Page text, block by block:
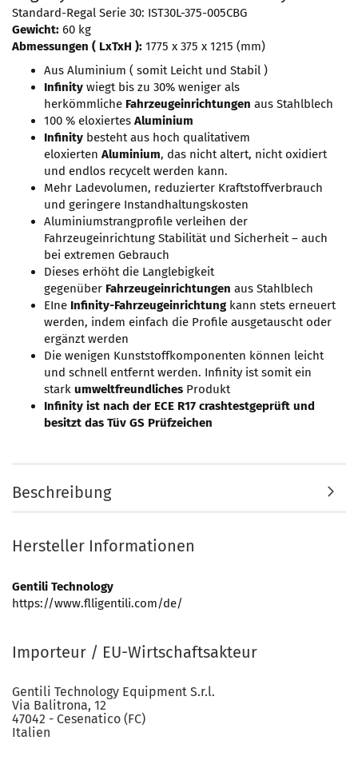
Standard-Regal Serie 30: IST30L-375-005CBG
Gewicht: 60 kg
Abmessungen ( LxTxH ): 1775 x 375 x 1215 (mm)
​Aus Aluminium ( somit Leicht und Stabil )
Infinity wiegt bis zu 30% weniger als
herkömmliche Fahrzeugeinrichtungen aus Stahlblech
100 % eloxiertes Aluminium
Infinity besteht aus hoch qualitativem
eloxierten Aluminium, das nicht altert, nicht oxidiert
und endlos recycelt werden kann.
Mehr Ladevolumen, reduzierter Kraftstoffverbrauch
und geringere Instandhaltungskosten
Aluminiumstrangprofile verleihen der
Fahrzeugeinrichtung Stabilität und Sicherheit – auch
bei extremen Gebrauch
Dieses erhöht die Langlebigkeit
gegenüber Fahrzeugeinrichtungen aus Stahlblech
EIne Infinity-Fahrzeugeinrichtungkann stets erneuert
werden, indem einfach die Profile ausgetauscht oder
ergänzt werden
Die wenigen Kunststoffkomponenten können leicht
und schnell entfernt werden. Infinity ist somit ein
stark umweltfreundliches Produkt
Infinity ist nach der ECE R17 crashtestgeprüft und
besitzt das Tüv GS Prüfzeichen
Beschreibung
Hersteller Informationen
Gentili Technology
https://www.flligentili.com/de/
Importeur / EU-Wirtschaftsakteur
Gentili Technology Equipment S.r.l.
Via Balitrona, 12
47042 - Cesenatico (FC)
Italien